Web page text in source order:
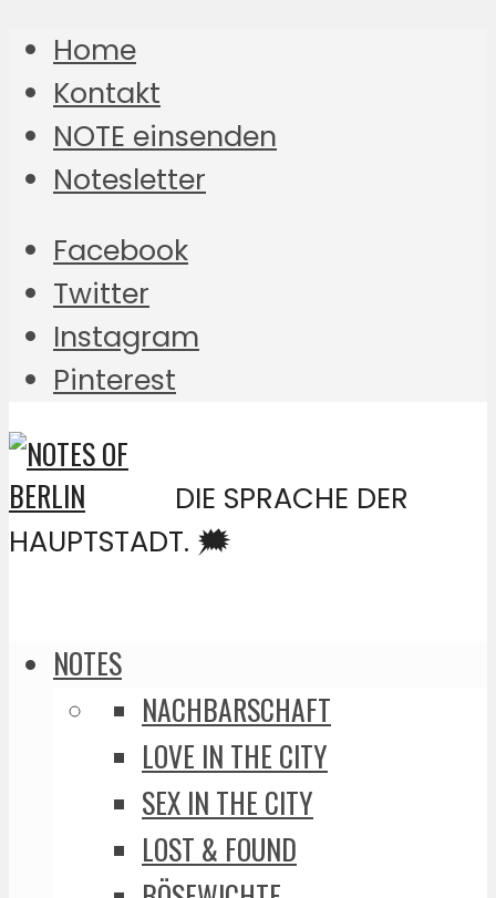
Home
Kontakt
NOTE einsenden
Notesletter
Facebook
Twitter
Instagram
Pinterest
DIE SPRACHE DER
HAUPTSTADT. 🗯️
NOTES
NACHBARSCHAFT
LOVE IN THE CITY
SEX IN THE CITY
LOST & FOUND